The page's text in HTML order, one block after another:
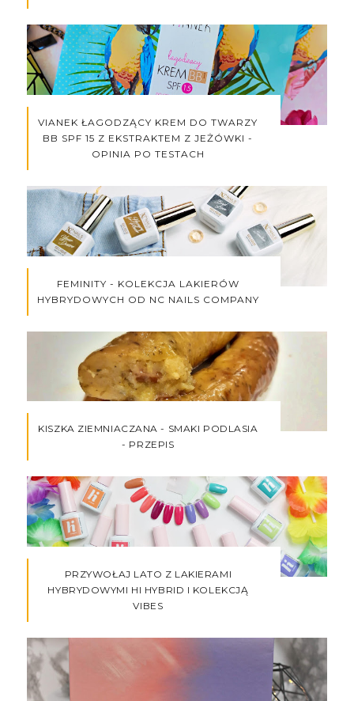
VIANEK ŁAGODZĄCY KREM DO TWARZY
BB SPF 15 Z EKSTRAKTEM Z JEŻÓWKI -
OPINIA PO TESTACH
FEMINITY - KOLEKCJA LAKIERÓW
HYBRYDOWYCH OD NC NAILS COMPANY
KISZKA ZIEMNIACZANA - SMAKI PODLASIA
- PRZEPIS
PRZYWOŁAJ LATO Z LAKIERAMI
HYBRYDOWYMI HI HYBRID I KOLEKCJĄ
VIBES